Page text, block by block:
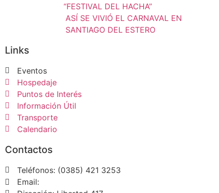
“FESTIVAL DEL HACHA”
ASÍ SE VIVIÓ EL CARNAVAL EN
SANTIAGO DEL ESTERO
Links
Eventos
Hospedaje
Puntos de Interés
Información Útil
Transporte
Calendario
Contactos
Teléfonos: (0385) 421 3253
Email: